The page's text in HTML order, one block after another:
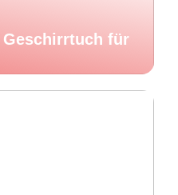
Geschirrtuch für